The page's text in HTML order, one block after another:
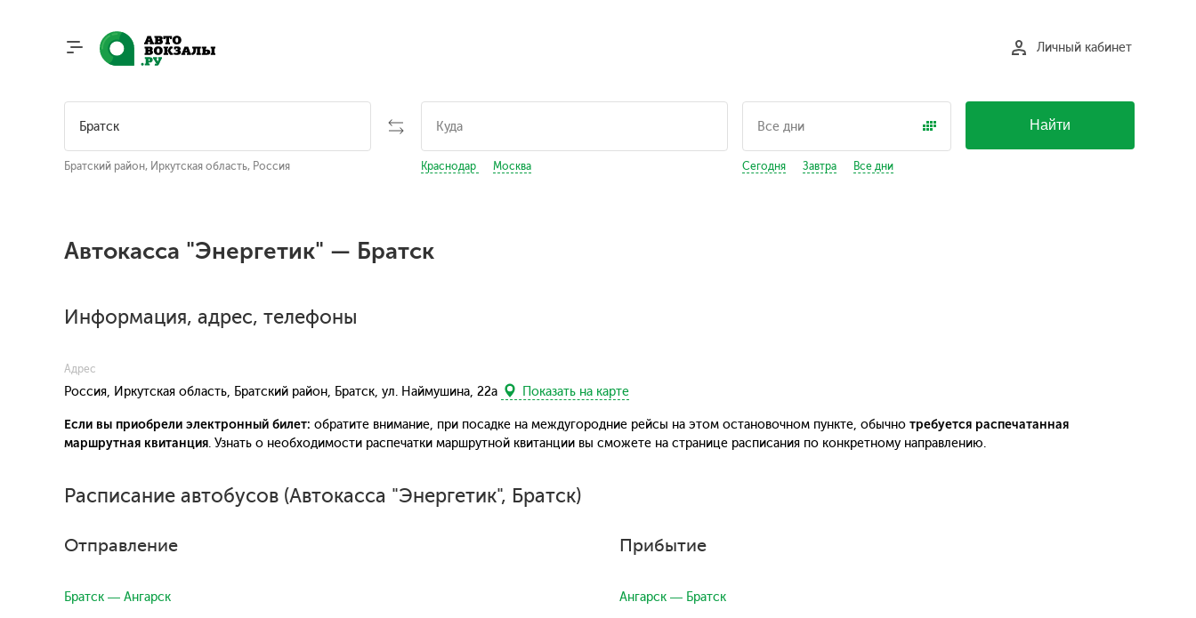
Личный кабинет
Братский район, Иркутская область, Россия Краснодар Москва Сегодня Завтра Все дни
Найти
Автокасса "Энергетик" — Братск
Информация, адрес, телефоны
Адрес
Россия, Иркутская область, Братский район, Братск, ул. Наймушина, 22а Показать на карте
Если вы приобрели электронный билет: обратите внимание, при посадке на междугородние рейсы на этом остановочном пункте, обычно требуется распечатанная
маршрутная квитанция. Узнать о необходимости распечатки маршрутной квитанции вы сможете на странице расписания по конкретному направлению.
Расписание автобусов (Автокасса "Энергетик", Братск)
Отправление
Братск — Ангарск
Прибытие
Ангарск — Братск